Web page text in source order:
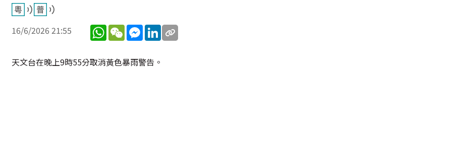
16/6/2026 21:55 WhatsApp
WeChatMessenger
LinkedIn
天文台在晚上9時55分取消黃色暴雨警告。